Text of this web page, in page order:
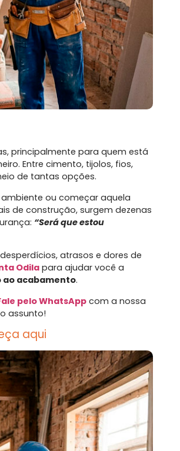
principalmente para quem está
Entre cimento, tijolos, fios,
de tantas opções.
ou começar aquela
de construção, surgem dezenas
“Será que estou
atrasos e dores de
Odilapara ajudar você a
ao acabamento.
pelo WhatsApp com a nossa
assunto!
aqui